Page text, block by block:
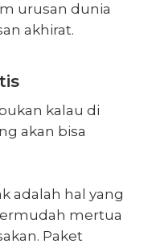
urusan dunia
akhirat.
kalau di
akan bisa
adalah hal yang
mertua
Paket